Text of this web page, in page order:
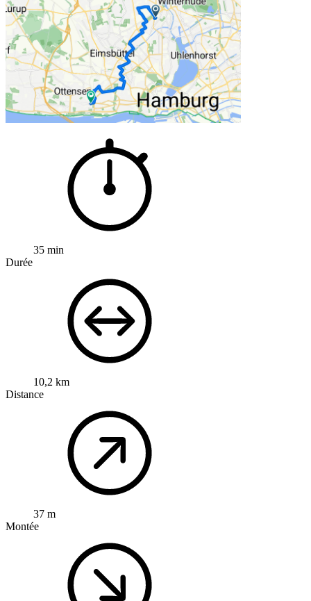
35 min
Durée
10,2 km
Distance
37 m
Montée